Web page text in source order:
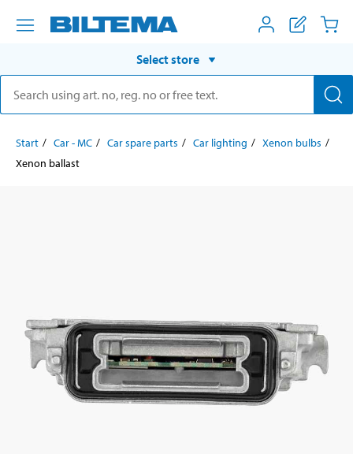
Select store
Start Car - MC Car spare parts Car lighting
Xenon bulbs
Xenon ballast